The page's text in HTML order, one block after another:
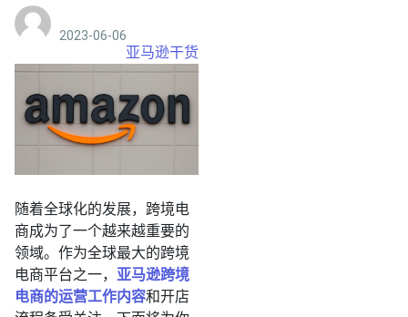
2023-06-06
亚马逊干货
随着全球化的发展，跨境电
商成为了一个越来越重要的
领域。作为全球最大的跨境
电商平台之一， 亚马逊跨境
电商的运营工作内容和开店